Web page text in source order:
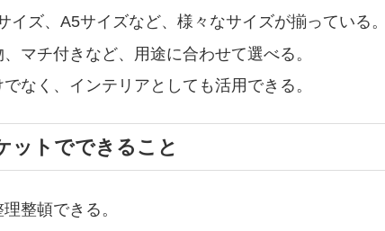
イズ、A5サイズなど、様々なサイズが揃っている。
マチ付きなど、用途に合わせて選べる。
なく、インテリアとしても活用できる。
ットでできること
整頓できる。